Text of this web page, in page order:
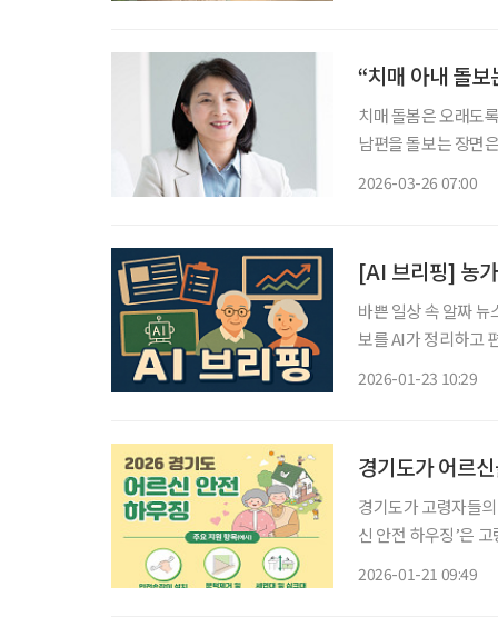
“치매 아내 돌
치매 돌봄은 오래도
남편을 돌보는 장면
2026-03-26 07:00
[AI 브리핑] 농
바쁜 일상 속 알짜
보를 AI가 정리하고 편집국 기자
2026-01-23 10:29
경기도가 어르
경기도가 고령자들의
신 안전 하우징’은
2026-01-21 09:49